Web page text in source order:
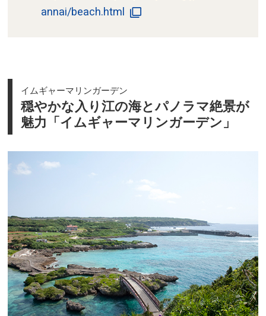
annai/beach.html
イムギャーマリンガーデン
穏やかな入り江の海とパノラマ絶景が
魅力「イムギャーマリンガーデン」